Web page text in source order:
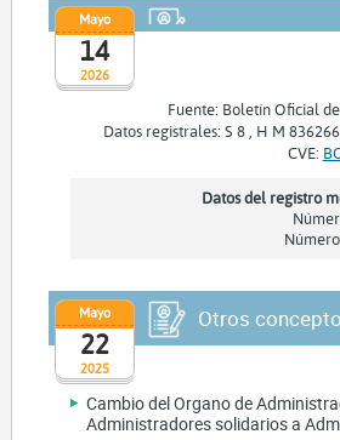
2026
Mayo
14
Fuente: Boletín Oficial
Datos registrales: S 8 , H M
CVE:
Datos del registro
2025
Mayo
22
Otros
Cambio del Organo de
Administradores solidarios a